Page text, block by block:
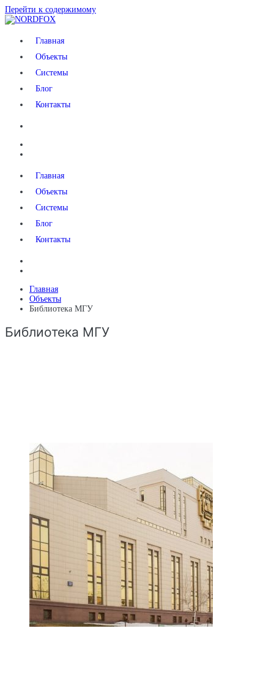
Перейти к содержимому
NORDFOXГлавная
Объекты
Системы
Блог
Контакты
Главная
Объекты
Системы
Блог
Контакты
Главная
Объекты
Библиотека МГУ
Библиотека МГУ